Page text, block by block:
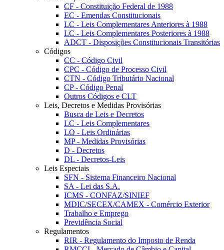
CF - Constituição Federal de 1988
EC - Emendas Constitucionais
LC - Leis Complementares Anteriores à 1988
LC - Leis Complementares Posteriores à 1988
ADCT - Disposições Constitucionais Transitórias
Códigos
CC - Código Civil
CPC - Código de Processo Civil
CTN - Código Tributário Nacional
CP - Código Penal
Outros Códigos e CLT
Leis, Decretos e Medidas Provisórias
Busca de Leis e Decretos
LC - Leis Complementares
LO - Leis Ordinárias
MP - Medidas Provisórias
D - Decretos
DL - Decretos-Leis
Leis Especiais
SFN - Sistema Financeiro Nacional
SA - Lei das S.A.
ICMS - CONFAZ/SINIEF
MDIC/SECEX/CAMEX - Comércio Exterior
Trabalho e Emprego
Previdência Social
Regulamentos
RIR - Regulamento do Imposto de Renda